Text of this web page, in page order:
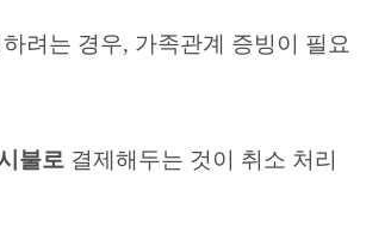
려는 경우, 가족관계 증빙이 필요
불로 결제해두는 것이 취소 처리